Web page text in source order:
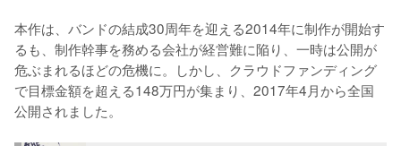
本作は、バンドの結成30周年を迎える2014年に制作が開始す
るも、制作幹事を務める会社が経営難に陥り、一時は公開が
危ぶまれるほどの危機に。しかし、クラウドファンディング
で目標金額を超える148万円が集まり、2017年4月から全国
公開されました。